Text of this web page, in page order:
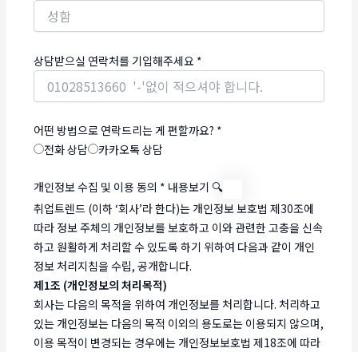
상담받으실 연락처를 기입해주세요 *
어떤 방법으로 연락드리는 게 편할까요? *
전화 상담
카카오톡 상담
개인정보 수집 및 이용 동의 * 내용보기 🔍
취업트렌드 (이하 ‘회사’라 한다)는 개인정보 보호법 제30조에
따라 정보 주체의 개인정보를 보호하고 이와 관련한 고충을 신속
하고 원활하게 처리할 수 있도록 하기 위하여 다음과 같이 개인
정보 처리지침을 수립, 공개합니다.
제1조 (개인정보의 처리목적)
회사는 다음의 목적을 위하여 개인정보를 처리합니다. 처리하고
있는 개인정보는 다음의 목적 이외의 용도로는 이용되지 않으며,
이용 목적이 변경되는 경우에는 개인정보보호법 제18조에 따라